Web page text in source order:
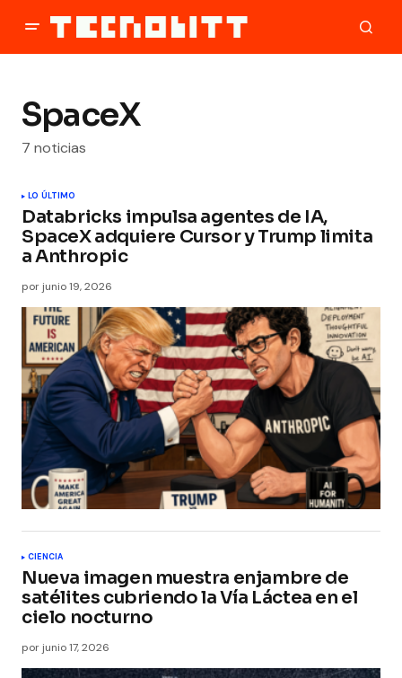
SpaceX
7 noticias
LO ÚLTIMO
Databricks impulsa agentes de IA,
SpaceX adquiere Cursor y Trump limita
a Anthropic
por junio 19, 2026
CIENCIA
Nueva imagen muestra enjambre de
satélites cubriendo la Vía Láctea en el
cielo nocturno
por junio 17, 2026